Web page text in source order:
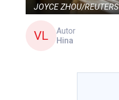
JOYCE ZHOU/REUTERS
VL
Autor
Hina